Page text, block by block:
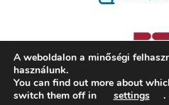
2008 - 2026 ©KAMRA,
A weboldalon a minőségi
használunk.
You can find out more about
switch them off in
settings .